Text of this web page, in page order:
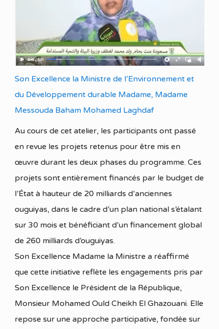
Son Excellence la Ministre de l’Environnement et
du Développement durable Madame, Madame
Messouda Baham Mohamed Laghdaf
Au cours de cet atelier, les participants ont passé
en revue les projets retenus pour être mis en
œuvre durant les deux phases du programme. Ces
projets sont entièrement financés par le budget de
l’État à hauteur de 20 milliards d’anciennes
ouguiyas, dans le cadre d’un plan national s’étalant
sur 30 mois et bénéficiant d’un financement global
de 260 milliards d’ouguiyas.
Son Excellence Madame la Ministre a réaffirmé
que cette initiative reflète les engagements pris par
Son Excellence le Président de la République,
Monsieur Mohamed Ould Cheikh El Ghazouani. Elle
repose sur une approche participative, fondée sur